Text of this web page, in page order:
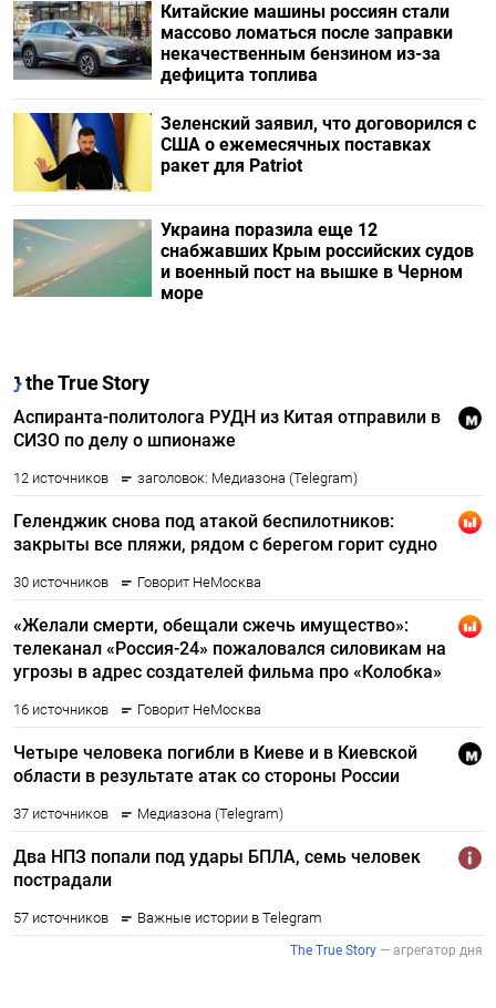
Китайские машины россиян стали
массово ломаться после заправки
некачественным бензином из-за
дефицита топлива
Зеленский заявил, что договорился с
США о ежемесячных поставках
ракет для Patriot
Украина поразила еще 12
снабжавших Крым российских судов
и военный пост на вышке в Черном
море